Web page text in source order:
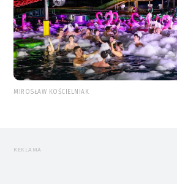
MIROSŁAW KOŚCIELNIAK
REKLAMA